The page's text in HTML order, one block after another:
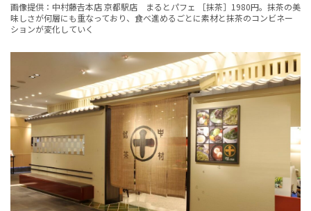
画像提供：中村藤𠮷本店 京都駅店 まるとパフェ ［抹茶］1980円。抹茶の美
味しさが何層にも重なっており、食べ進めるごとに素材と抹茶のコンビネー
ションが変化していく